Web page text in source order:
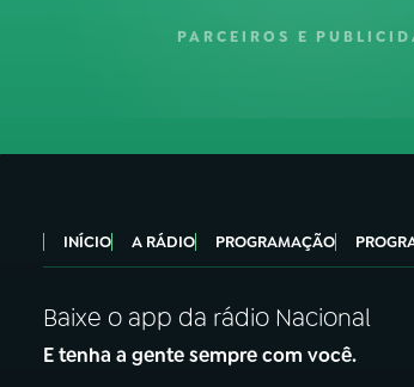
PARCEIROS E
INÍCIO A RÁDIO PROGRAMAÇÃO
Baixe o app da rádio Nacional
E tenha a gente sempre com você.